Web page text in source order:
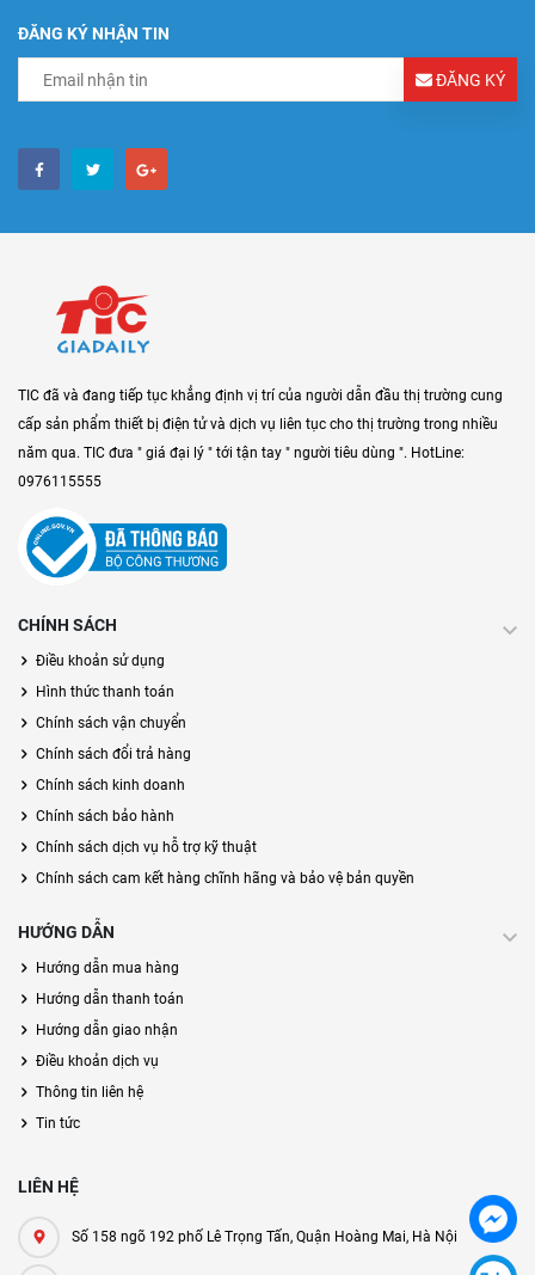
ĐĂNG KÝ NHẬN TIN
ĐĂNG KÝ
TIC đã và đang tiếp tục khẳng định vị trí của người dẫn đầu thị trường cung
cấp sản phẩm thiết bị điện tử và dịch vụ liên tục cho thị trường trong nhiều
năm qua. TIC đưa " giá đại lý " tới tận tay " người tiêu dùng ". HotLine:
0976115555
CHÍNH SÁCH
Điều khoản sử dụng
Hình thức thanh toán
Chính sách vận chuyển
Chính sách đổi trả hàng
Chính sách kinh doanh
Chính sách bảo hành
Chính sách dịch vụ hỗ trợ kỹ thuật
Chính sách cam kết hàng chĩnh hãng và bảo vệ bản quyền
HƯỚNG DẪN
Hướng dẫn mua hàng
Hướng dẫn thanh toán
Hướng dẫn giao nhận
Điều khoản dịch vụ
Thông tin liên hệ
Tin tức
LIÊN HỆ
Số 158 ngõ 192 phố Lê Trọng Tấn, Quận Hoàng Mai, Hà Nội